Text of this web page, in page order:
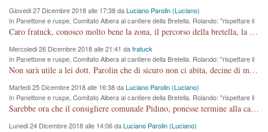
Giovedi 27 Dicembre 2018 alle 17:38 daLuciano Parolin (Luciano)
In Panettone e ruspe, Comitato Albera al cantiere della Bretella. Rolando: "rispettare il
cronoprogramma"
Caro fratuck, conosco molto bene la zona, il percorso della bretella, la situazione dei cittadini, abito in Viale Trento. A partire dal 2003 ho partecipato al Comitato di Maddalene pro bretella, e a riunioni propositive per apportare modifiche al progetto. Numerose mie foto del territorio sono arrivate a Roma, altri miei interventi (non graditi dalla Sx) sono stati pubblicati dal GdV, assieme ad altri come Ciro Asproso, ora favorevole alla bretella. Ho partecipato alla raccolta firme per la chiusura della strada x 5 giorni eseguita dal Sindaco Hullwech per sforamento 180 Micro/g. Pertanto come impegno per la tematica sono apposto con la coscienza. Ora il Progetto è partito, fine! Voglio dire che la nuova Giunta "comunale" non c'entra più. L'opera sarà "malauguratamente" eseguita, ma non con il mio placet. Il Consigliere Comunale dovrebbe capire che la campagna elettorale è finita, con buona pace di tutti. Quello che invece dovrebbe interessare è la proprietà della strada, dall'uscita autostradale Ovest, sino alla Rotatoria dell'Albara, vi sono tre possessori: Autostrade SpA; La Provincia, il Comune. Come la mettiamo per il futuro ? I costi, da 50 sono saliti a 100 milioni di € come dire 20 milioni a KM (!) da non credere. Comunque si farà. Ma nessuno canti Vittoria, anzi meglio non farne un ulteriore fatto "partitico" per questioni elettorali o di seggio. Se mi manda la sua mail, sono disponibile ad inviare i documenti e le foto sopra descritte. Con ossequi, Luciano Parolin
Mercoledi 26 Dicembre 2018 alle 21:41 dafratuck
In Panettone e ruspe, Comitato Albera al cantiere della Bretella. Rolando: "rispettare il
cronoprogramma"
Non sarà utile a lei dott. Parolin che di sicuro non ci abita, decine di migliaia di TIR, automobili e padroncini che passano quotidianamente per una strada appena rotabile, non è più possibile stendere i panni, attraversare la strada senza rischiare la morte, le case stanno crepando, i tempi sono cambiati e la bretella non passerà assolutamente per maddalene (ma cosa sta a dire?!), dia invece responsabilità a chi ha costruito tagliando la strada che doveva invece terminare a isola vicentina e non al moracchino lasciando Motta di Costabissara ancora in panne di traffico. I tempi sono cambiati dottore e se l'anagrafe della vita stagna nell'essere umano impressioni conservatrici, la società non le considera perchè va avanti, si industrializza e ha bisogno di infrastrutture e di sviluppo. Ultima considerazione, se è geloso di Rolando perchè vede in lui solo campagne politiche mentre si difendono i SOLI diritti dei cittadini, la preghiamo faccia considerazioni più appropriate. Saluti e complimenti per i suoi scritti.
Martedi 25 Dicembre 2018 alle 16:38 daLuciano Parolin (Luciano)
In Panettone e ruspe, Comitato Albera al cantiere della Bretella. Rolando: "rispettare il
cronoprogramma"
Sarebbe ora che il consigliere comunale Pidino, ponesse termine alla campagna elettorale nel territorio del suo seggio Villaggio del Sole. La tiraca è iniziata, distruggerà 6 km di prateria ovest della città, ricca di fonti e sorgenti d'acqua. I cittadini di Maddalene non avranno più Pace la notte. Molta colpa per la costruzione di questa Strada è proprio del signor Rolando,dei suoi gazebo mobili e che vuol far passare questa opera VANDALICA come progetto "utile" a chi ? Non è cosa seria sig. Rolando!
Lunedi 24 Dicembre 2018 alle 14:06 daLuciano Parolin (Luciano)